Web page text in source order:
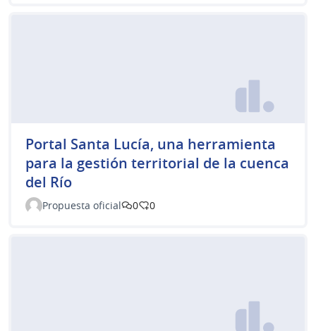
Portal Santa Lucía, una herramienta
para la gestión territorial de la cuenca
del Río
Propuesta oficial 0 0